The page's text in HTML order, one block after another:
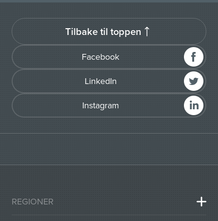
Facebook
LinkedIn
Instagram
Tilbake til toppen
REGIONER